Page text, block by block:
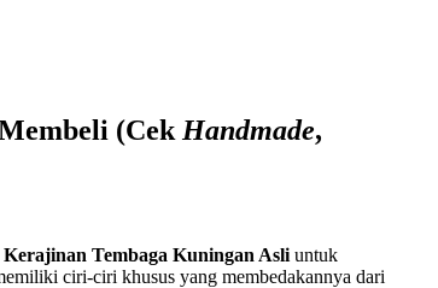
(Cek Handmade,
Tembaga Kuningan Asli untuk
ciri-ciri khusus yang membedakannya dari